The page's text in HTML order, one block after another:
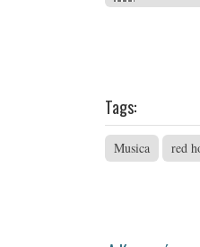
Tags:
Musica red